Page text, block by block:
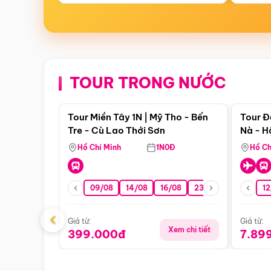
TOUR TRONG NƯỚC
Điểm nổi bật
Tour Miền Tây 1N | Mỹ Tho - Bến
Tre - Cù Lao Thới Sơn
Hồ Chí Minh 1N0Đ
09/08 14/08 16/08 23/08 30/08
Giá từ:
399.000đ Xem chi tiết
Tour
Nà -
Nha
Hồ
Giá từ:
‹